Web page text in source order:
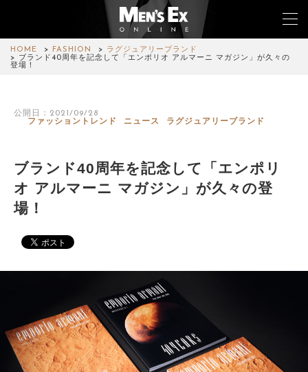
HOME FASHION
ラグジュアリーブランド
ブランド40周年を記念して「エンポリオ アルマーニ マガジン」が久々の
登場！
公開日：2021/09/28
ファッショントレンド
ニュース ラグジュアリーブランド
ブランド40周年を記念して「エンポリ
オ アルマーニ マガジン」が久々の登
場！
FASHION
CAR&BIKE
LIFESTYLE
COLUMN
MAGAZINE
ABOUT SITE
サイトマップ